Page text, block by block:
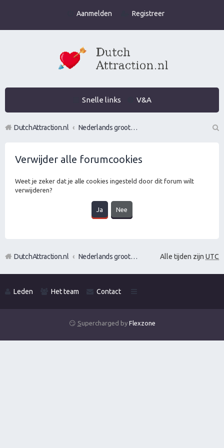
Aanmelden Registreer
Snelle links V&A
DutchAttraction.nl
Nederlands grootste Dutch Attraction, Lifestyle, Vrouwen versieren en Pick-Up (PUA) Forum
Verwijder alle forumcookies
Weet je zeker dat je alle cookies ingesteld door dit forum wilt
verwijderen?
Alle tijden zijn UTC
DutchAttraction.nl Nederlands grootste Dutch Attraction, Lifestyle, Vrouwen versieren en Pick-Up (PUA) Forum
Leden Het team Contact
😏 Supercharged by Flexzone